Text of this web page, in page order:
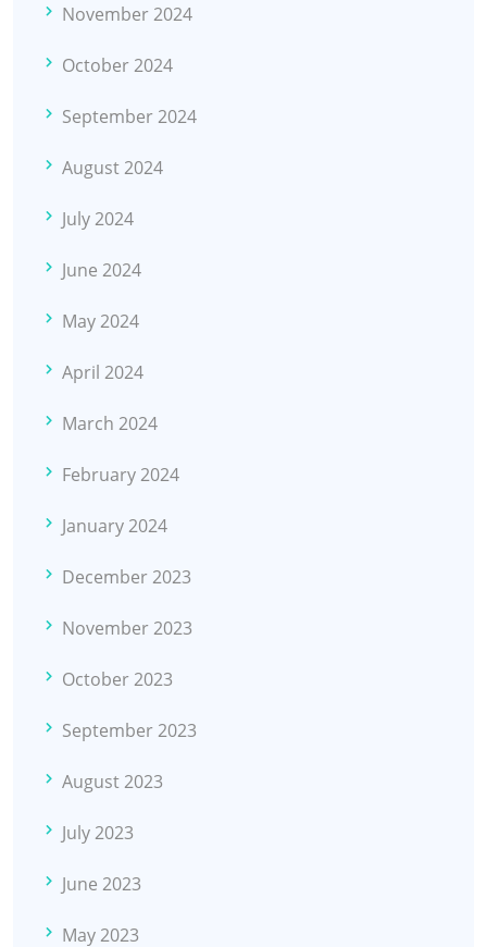
November 2024
October 2024
September 2024
August 2024
July 2024
June 2024
May 2024
April 2024
March 2024
February 2024
January 2024
December 2023
November 2023
October 2023
September 2023
August 2023
July 2023
June 2023
May 2023